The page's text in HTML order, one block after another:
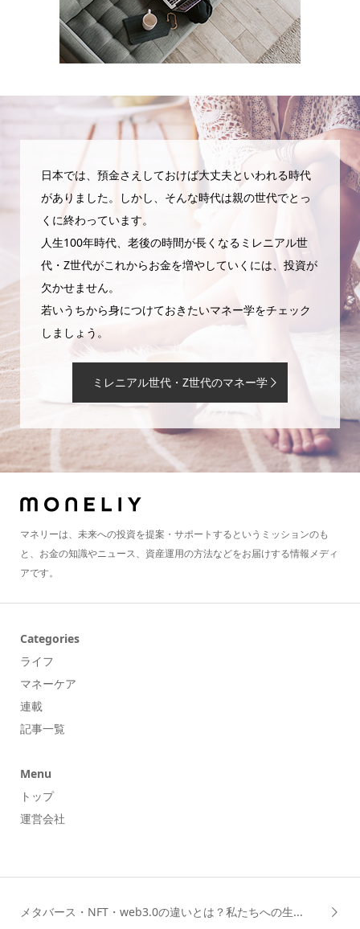
日本では、預金さえしておけば大丈夫といわれる時代
がありました。しかし、そんな時代は親の世代でとっ
くに終わっています。
人生100年時代、老後の時間が長くなるミレニアル世
代・Z世代がこれからお金を増やしていくには、投資が
欠かせません。
若いうちから身につけておきたいマネー学をチェック
しましょう。
ミレニアル世代・Z世代のマネー学
マネリーは、未来への投資を提案・サポートするというミッションのも
と、お金の知識やニュース、資産運用の方法などをお届けする情報メディ
アです。
Categories
ライフ
マネーケア
連載
記事一覧
Menu
トップ
運営会社
メタバース・NFT・web3.0の違いとは？私たちへの生...